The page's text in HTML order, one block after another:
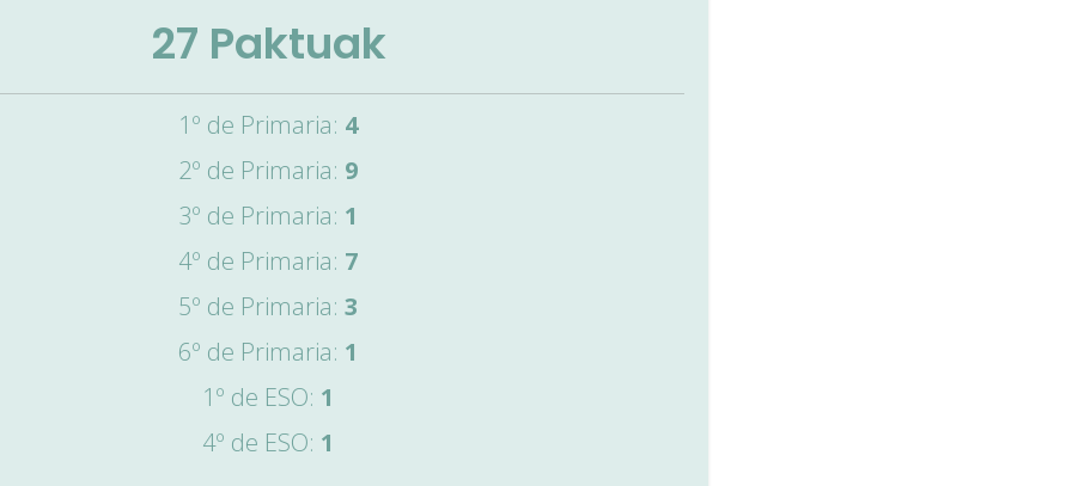
27 Paktuak
1º de Primaria: 4
2º de Primaria: 9
3º de Primaria: 1
4º de Primaria: 7
5º de Primaria: 3
6º de Primaria: 1
1º de ESO: 1
4º de ESO: 1